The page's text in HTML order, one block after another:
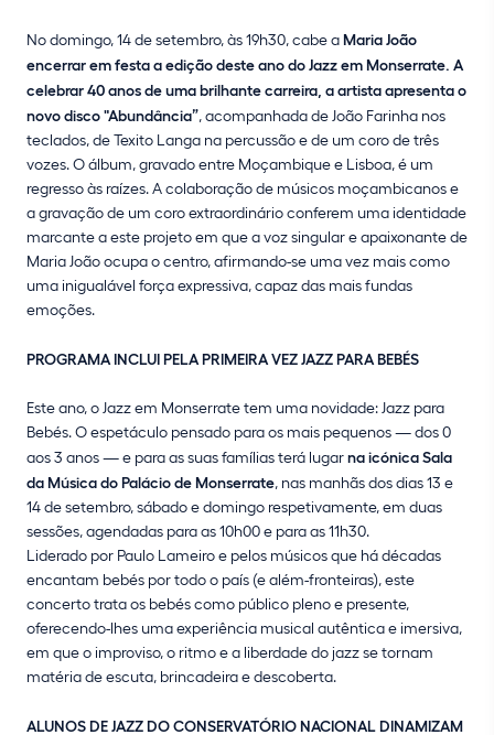
No domingo, 14 de setembro, às 19h30, cabe aMaria João
encerrar em festa a edição deste ano do Jazz em Monserrate. A
celebrar 40 anos de uma brilhante carreira, a artista apresenta o
novo disco "Abundância”, acompanhada de João Farinha nos
teclados, de Texito Langa na percussão e de um coro de três
vozes. O álbum, gravado entre Moçambique e Lisboa, é um
regresso às raízes. A colaboração de músicos moçambicanos e
a gravação de um coro extraordinário conferem uma identidade
marcante a este projeto em que a voz singular e apaixonante de
Maria João ocupa o centro, afirmando-se uma vez mais como
uma inigualável força expressiva, capaz das mais fundas
emoções.
PROGRAMA INCLUI PELA PRIMEIRA VEZ JAZZ PARA BEBÉS
Este ano, o Jazz em Monserrate tem uma novidade: Jazz para
Bebés. O espetáculo pensado para os mais pequenos — dos 0
aos 3 anos — e para as suas famílias terá lugarna icónica Sala
da Música do Palácio de Monserrate, nas manhãs dos dias 13 e
14 de setembro, sábado e domingo respetivamente, em duas
sessões, agendadas para as 10h00 e para as 11h30.
Liderado por Paulo Lameiro e pelos músicos que há décadas
encantam bebés por todo o país (e além-fronteiras), este
concerto trata os bebés como público pleno e presente,
oferecendo-lhes uma experiência musical autêntica e imersiva,
em que o improviso, o ritmo e a liberdade do jazz se tornam
matéria de escuta, brincadeira e descoberta.
ALUNOS DE JAZZ DO CONSERVATÓRIO NACIONAL DINAMIZAM